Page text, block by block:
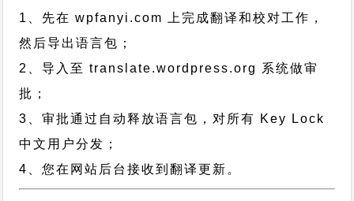
1、先在 wpfanyi.com 上完成翻译和校对工作，
然后导出语言包；
2、导入至 translate.wordpress.org 系统做审
批；
3、审批通过自动释放语言包，对所有 Key Lock
中文用户分发；
4、您在网站后台接收到翻译更新。